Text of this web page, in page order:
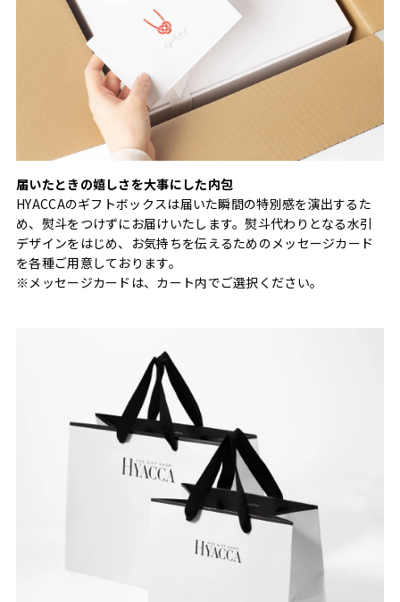
届いたときの嬉しさを大事にした内包
HYACCAのギフトボックスは届いた瞬間の特別感を演出するた
め、熨斗をつけずにお届けいたします。熨斗代わりとなる水引
デザインをはじめ、お気持ちを伝えるためのメッセージカード
を各種ご用意しております。
※メッセージカードは、カート内でご選択ください。